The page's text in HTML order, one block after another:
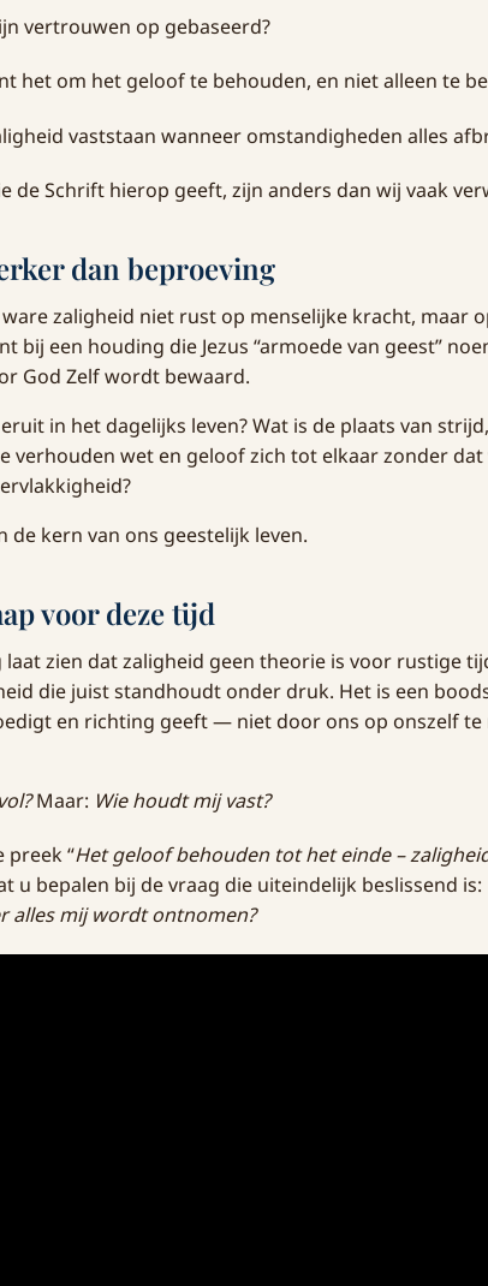
vertrouwen op gebaseerd?
het om het geloof te behouden, en niet alleen te
vaststaan wanneer omstandigheden alles
de Schrift hierop geeft, zijn anders dan wij vaak
dan beproeving
zaligheid niet rust op menselijke kracht, maar
bij een houding die Jezus “armoede van geest”
God Zelf wordt bewaard.
in het dagelijks leven? Wat is de plaats van
verhouden wet en geloof zich tot elkaar zonder dat
de kern van ons geestelijk leven.
voor deze tijd
laat zien dat zaligheid geen theorie is voor rustige
die juist standhoudt onder druk. Het is een
en richting geeft — niet door ons op onszelf te
Maar: Wie houdt mij vast?
preek “Het geloof behouden tot het einde –
u bepalen bij de vraag die uiteindelijk beslissend is:
alles mij wordt ontnomen?